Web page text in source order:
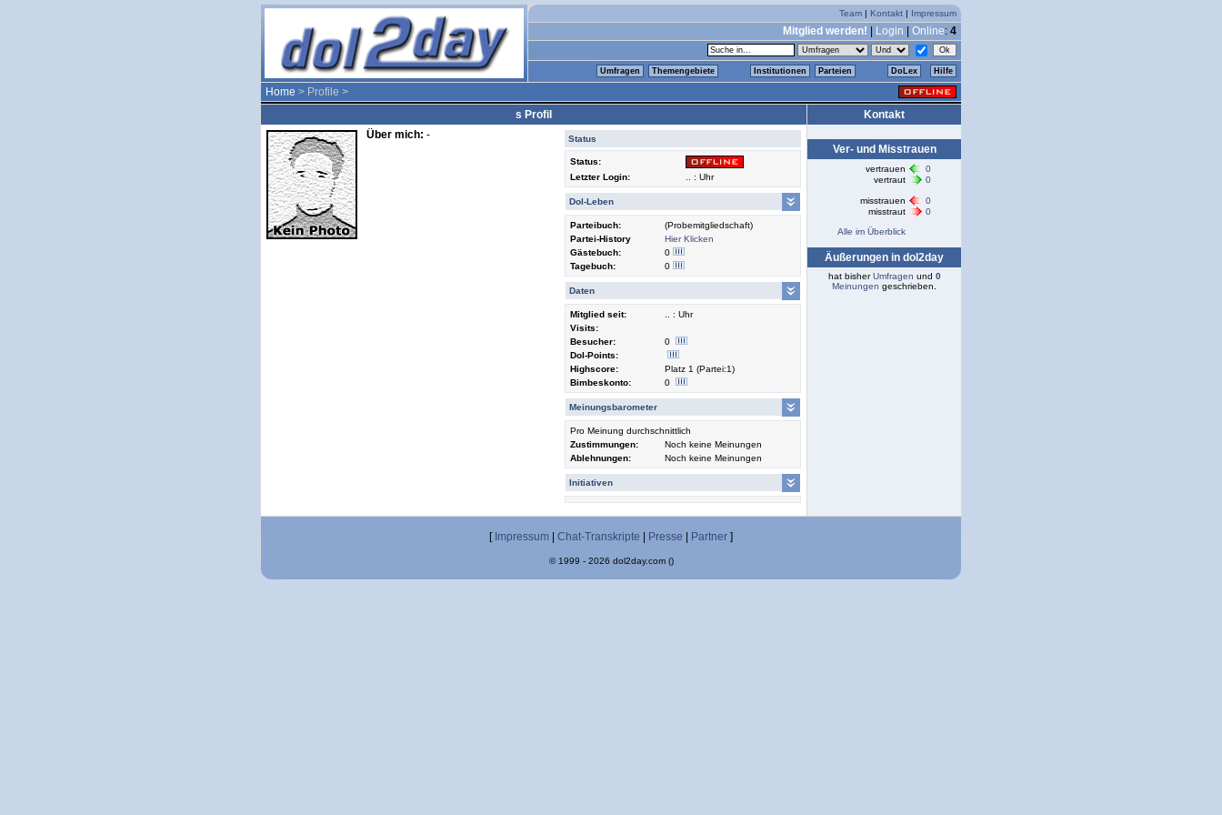
Team | Kontakt | Impressum
Mitglied werden! Login Online: 4
Umfragen Themengebiete Institutionen Parteien DoLex Hilfe
Home > Profile >
s Profil
Status
Status:
Letzter Login:
.. : Uhr
Dol-Leben
Parteibuch:
(Probemitgliedschaft)
Partei-History
Hier Klicken
Gästebuch:
0
Tagebuch:
0
Daten
Mitglied seit:
.. : Uhr
Visits:
Besucher:
0
Dol-Points:
Highscore:
Platz 1 (Partei:1)
Bimbeskonto:
0
Meinungsbarometer
Pro Meinung durchschnittlich
Zustimmungen:
Noch keine Meinungen
Ablehnungen:
Noch keine Meinungen
Initiativen
Über mich: -
Kontakt
Ver- und Misstrauen
vertrauen
0
vertraut
0
misstrauen
0
misstraut
0
Alle im Überblick
Äußerungen in dol2day
hat bisherUmfragen und 0
Meinungen geschrieben.
[ Impressum Chat-Transkripte Presse Partner ]
© 1999 - 2026 dol2day.com ()